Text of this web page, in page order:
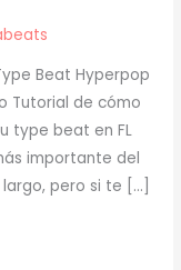
Type Beat Hyperpop
Tutorial de cómo
type beat en FL
importante del
pero si te […]